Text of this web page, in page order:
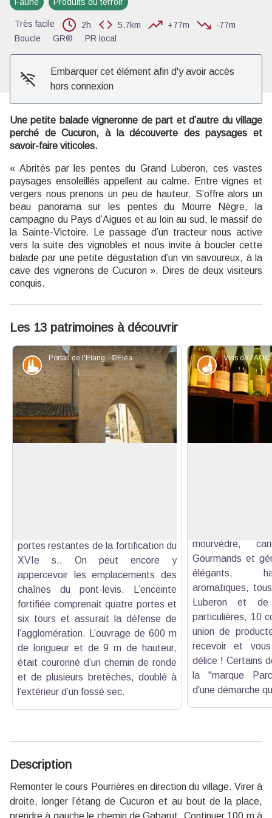
Faune Produits du terroir
Très facile 2h 5,7km +77m
-77m
Boucle
GR® PR local
Embarquer cet élément afin d'y avoir accès
hors connexion
Une petite balade vigneronne de part et d’autre du village
perché de Cucuron, à la découverte des paysages et
savoir-faire viticoles.
« Abrités par les pentes du Grand Luberon, ces vastes
paysages ensoleillés appellent au calme. Entre vignes et
vergers nous prenons un peu de hauteur. S’offre alors un
beau panorama sur les pentes du Mourre Nègre, la
campagne du Pays d’Aigues et au loin au sud, le massif de
la Sainte-Victoire. Le passage d’un tracteur nous active
vers la suite des vignobles et nous invite à boucler cette
balade par une petite dégustation d’un vin savoureux, à la
cave des vignerons de Cucuron ». Dires de deux visiteurs
conquis.
Les 13 patrimoines à découvrir
Portail de l'Etang - ©Eléa de Robert - PNR Luberon
Patrimoine et histoire
portes restantes de la fortification du
XVIe s.. On peut encore y
appercevoir les emplacements des
chaînes du pont-levis. L’enceinte
fortifiée comprenait quatre portes et
six tours et assurait la défense de
l’agglomération. L’ouvrage de 600 m
de longueur et de 9 m de hauteur,
était couronné d’un chemin de ronde
et de plusieurs bretèches, doublé à
l’extérieur d’un fossé sec.
Produits du
mourvèdre,
Gourmands et
élégants,
aromatiques,
Luberon et
particulières, 10
union de
recevoir et
délice ! Certains
la "marque
d'une démarche
Description
Remonter le cours Pourrières en direction du village. Virer à
droite, longer l’étang de Cucuron et au bout de la place,